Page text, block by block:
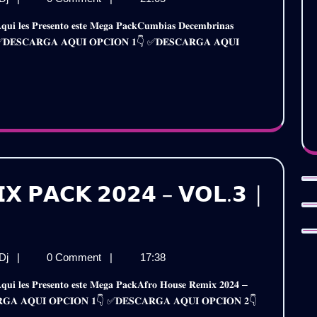
𝗘𝗫𝗧𝗘𝗡𝗗𝗘𝗗
𝗣𝗔𝗖𝗞
𝗘𝗫𝗧𝗘𝗡𝗗𝗘𝗗
𝗣𝗔𝗖𝗞
✅𝐃𝐄𝐒𝐂𝐀𝐑𝐆𝐀 𝐀𝐐𝐔𝐈 𝐎𝐏𝐂𝐈𝐎𝐍 𝟏👇 ✅𝐃𝐄𝐒𝐂𝐀𝐑𝐆𝐀 𝐀𝐐𝐔𝐈
𝗣𝗔𝗖𝗞 𝟮𝟬𝟮𝟰 – 𝗩𝗢𝗟.𝟯 |
𝗔𝗙𝗥𝗢
𝗥𝗘𝗠𝗜𝗫
𝗣𝗔𝗖𝗞
| 0 Comment | 17:38
𝐀𝐐𝐔𝐈 𝐎𝐏𝐂𝐈𝐎𝐍 𝟏👇 ✅𝐃𝐄𝐒𝐂𝐀𝐑𝐆𝐀 𝐀𝐐𝐔𝐈 𝐎𝐏𝐂𝐈𝐎𝐍 𝟐👇